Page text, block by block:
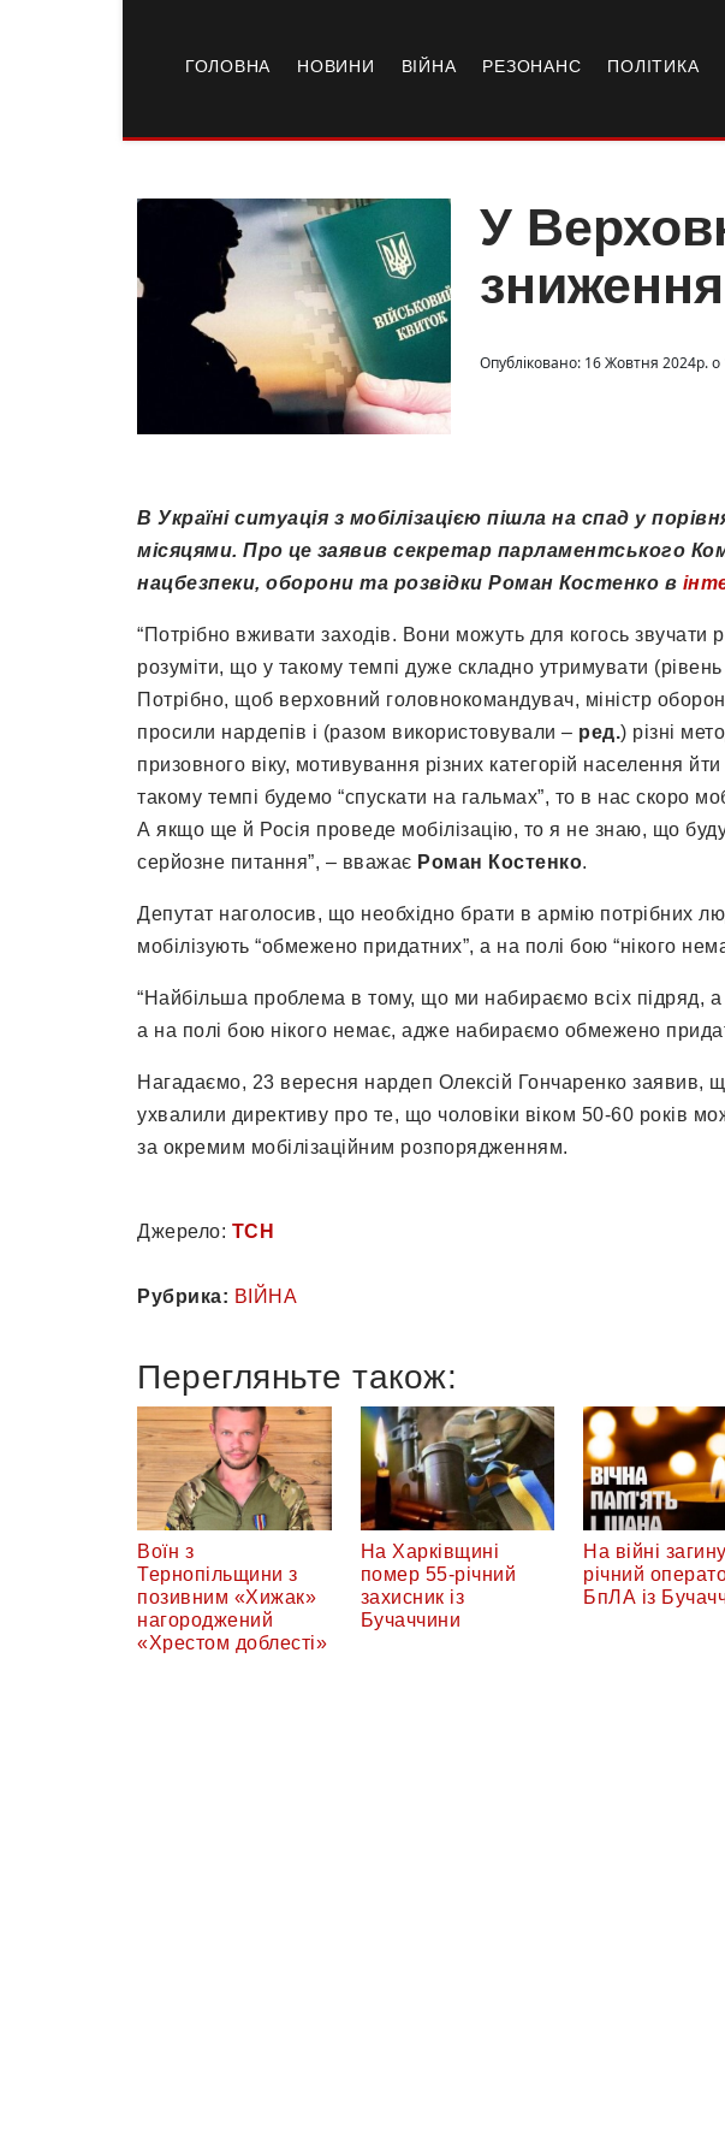
ГОЛОВНА НОВИНИ ВІЙНА РЕЗОНАНС ПОЛІТИКА
У
Опубліковано: 16 Жовтня 2024р. о
В Україні ситуація з мобілізацією пішла на спад у
місяцями. Про це заявив секретар парламентського
нацбезпеки, оборони та розвідки Роман Костенко в
“Потрібно вживати заходів. Вони можуть для когось звучати
розуміти, що у такому темпі дуже складно утримувати (рівень
Потрібно, щоб верховний головнокомандувач, міністр
просили нардепів і (разом використовували – ред.) різні
призовного віку, мотивування різних категорій населення
такому темпі будемо “спускати на гальмах”, то в нас скоро
А якщо ще й Росія проведе мобілізацію, то я не знаю, що
серйозне питання”, – вважає Роман Костенко.
Депутат наголосив, що необхідно брати в армію потрібних
мобілізують “обмежено придатних”, а на полі бою “нікого
“Найбільша проблема в тому, що ми набираємо всіх підряд,
а на полі бою нікого немає, адже набираємо обмежено
Нагадаємо, 23 вересня нардеп Олексій Гончаренко заявив,
ухвалили директиву про те, що чоловіки віком 50-60 років
за окремим мобілізаційним розпорядженням.
Джерело: ТСН
Рубрика: ВІЙНА
Перегляньте також:
Воїн з
Тернопільщини з
позивним «Хижак»
нагороджений
«Хрестом доблесті»
На Харківщині
помер 55-річний
захисник із
Бучаччини
На війні
річний
БпЛА із